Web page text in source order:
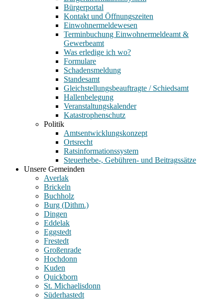
Bürgerportal
Kontakt und Öffnungszeiten
Einwohnermeldewesen
Terminbuchung Einwohnermeldeamt &
Gewerbeamt
Was erledige ich wo?
Formulare
Schadensmeldung
Standesamt
Gleichstellungsbeauftragte / Schiedsamt
Hallenbelegung
Veranstaltungskalender
Katastrophenschutz
Politik
Amtsentwicklungskonzept
Ortsrecht
Ratsinformationssystem
Steuerhebe-, Gebühren- und Beitragssätze
Unsere Gemeinden
Averlak
Brickeln
Buchholz
Burg (Dithm.)
Dingen
Eddelak
Eggstedt
Frestedt
Großenrade
Hochdonn
Kuden
Quickborn
St. Michaelisdonn
Süderhastedt